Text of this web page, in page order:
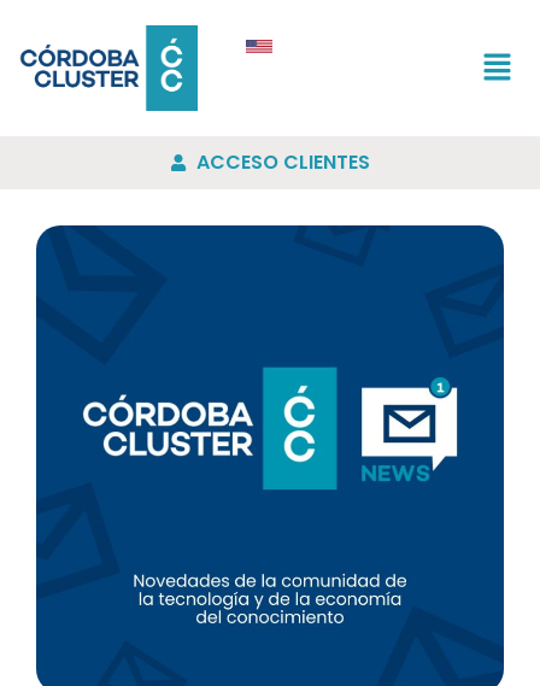
ACCESO CLIENTES